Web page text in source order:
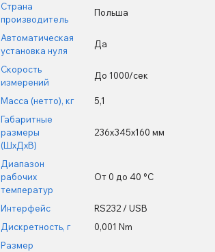
Страна
производитель
Польша
Автоматическая
установка нуля
Да
Скорость
измерений
До 1000/сек
Масса (нетто), кг
5,1
Габаритные
размеры
(ШхДхВ)
236х345х160 мм
Диапазон
рабочих
температур
От 0 до 40 °С
Интерфейс
RS232 / USB
Дискретность, г
0,001 Nm
Размер